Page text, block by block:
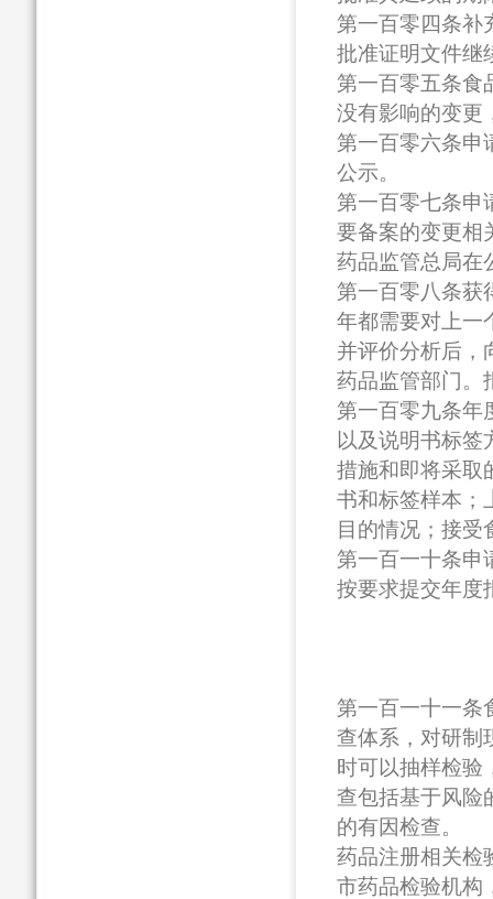
第一百零四条补
批准证明文件继
第一百零五条食
没有影响的变更
第一百零六条申
公示。
第一百零七条申
要备案的变更相
药品监管总局在
第一百零八条获
年都需要对上一
并评价分析后，
药品监管部门。
第一百零九条年
以及说明书标签
措施和即将采取
书和标签样本；
目的情况；接
第一百一十条申
按要求提交年度
第一百一十一条
查体系，对研制
时可以抽样检验
查包括基于风险
的有因检查。
药品注册相关检
市药品检验机构